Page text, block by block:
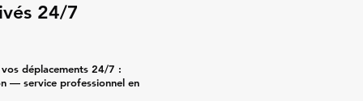
24/7
déplacements 24/7 :
— service professionnel en